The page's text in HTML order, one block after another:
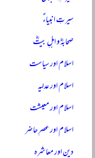
سیرتِ انبیاءؑ
صحابہؓ و اہلِ بیتؓ
اسلام اور سیاست
اسلام اور عدلیہ
اسلام اور معیشت
اسلام اور عصرِ حاضر
دین اور معاشرہ